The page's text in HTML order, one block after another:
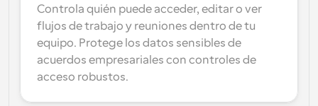
Controla quién puede acceder, editar o ver
flujos de trabajo y reuniones dentro de tu
equipo. Protege los datos sensibles de
acuerdos empresariales con controles de
acceso robustos.